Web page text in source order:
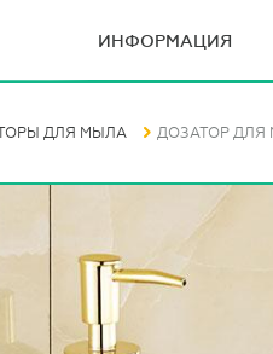
ИНФОРМАЦИЯ
ДЛЯ МЫЛА ДОЗАТОР ДЛЯ